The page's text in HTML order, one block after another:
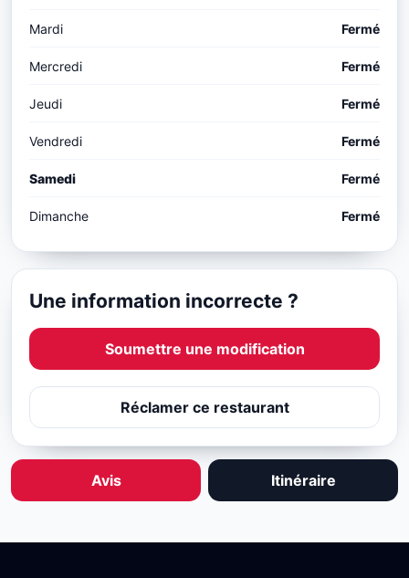
Mardi Fermé
Mercredi Fermé
Jeudi Fermé
Vendredi Fermé
Samedi Fermé
Dimanche Fermé
Une information incorrecte ?
Soumettre une modification
Réclamer ce restaurant
Avis Itinéraire